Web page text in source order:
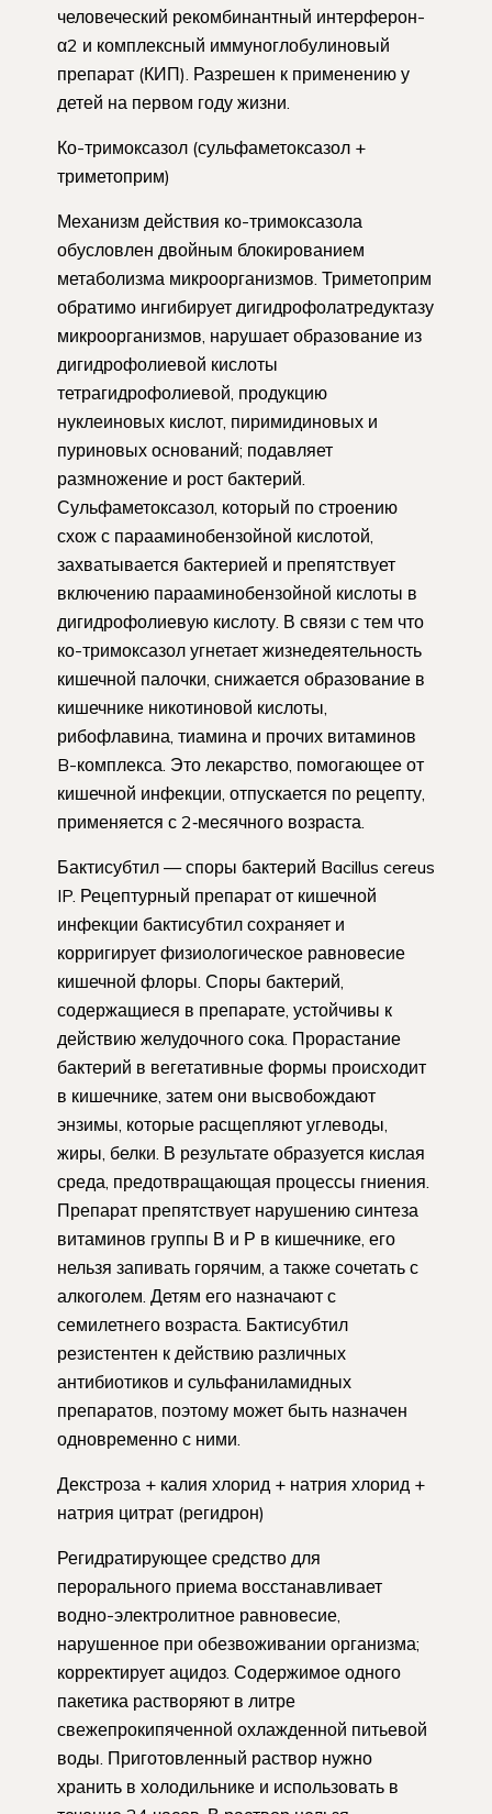
человеческий рекомбинантный интерферон-
α2 и комплексный иммуноглобулиновый
препарат (КИП). Разрешен к применению у
детей на первом году ­жизни.
Ко-тримоксазол (сульфаметоксазол +
триметоприм)
Механизм действия ко-тримоксазола
обусловлен двойным блокированием
метаболизма микроорганизмов. Триметоприм
обратимо ингибирует дигидрофолатредуктазу
микроорганизмов, нарушает образование из
дигидрофолиевой кислоты
тетрагидрофолиевой, продукцию
нуклеиновых кислот, пиримидиновых и
пуриновых оснований; подавляет
размножение и рост бактерий.
Сульфаметоксазол, который по строению
схож с парааминобензойной кислотой,
захватывается бактерией и препятствует
включению парааминобензойной кислоты в
дигидрофолиевую кислоту. В связи с тем что
ко-тримоксазол угнетает жизнедеятельность
кишечной палочки, снижается образование в
кишечнике никотиновой кислоты,
рибофлавина, тиамина и прочих витаминов
B-комплекса. Это лекарство, помогающее от
кишечной инфекции, отпускается по рецепту,
применяется с 2‑месячного ­возраста.
Бактисубтил — споры бактерий Bacillus cereus
IP. Рецептурный препарат от кишечной
инфекции бактисубтил сохраняет и
корригирует физиологическое равновесие
кишечной флоры. Споры бактерий,
содержащиеся в препарате, устойчивы к
действию желудочного сока. Прорастание
бактерий в вегетативные формы происходит
в кишечнике, затем они высвобождают
энзимы, которые расщепляют углеводы,
жиры, белки. В результате образуется кислая
среда, предотвращающая процессы гниения.
Препарат препятствует нарушению синтеза
витаминов группы В и Р в кишечнике, его
нельзя запивать горячим, а также сочетать с
алкоголем. Детям его назначают с
семилетнего возраста. Бактисубтил
резистентен к действию различных
антибиотиков и сульфаниламидных
препаратов, поэтому может быть назначен
одновременно с ­ними.
Декстроза + калия хлорид + натрия хлорид +
натрия цитрат (регидрон)
Регидратирующее средство для
перорального приема восстанавливает
водно-электролитное равновесие,
нарушенное при обезвоживании организма;
корректирует ацидоз. Содержимое одного
пакетика растворяют в литре
свежепрокипяченной охлажденной питьевой
воды. Приготовленный раствор нужно
хранить в холодильнике и использовать в